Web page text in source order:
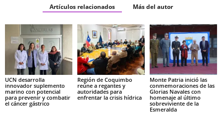
Artículos relacionados Más del autor
UCN desarrolla
innovador suplemento
marino con potencial
para prevenir y combatir
el cáncer gástrico
Región de Coquimbo
reúne a regantes y
autoridades para
enfrentar la crisis hídrica
Monte Patria inició las
conmemoraciones de las
Glorias Navales con
homenaje al último
sobreviviente de la
Esmeralda